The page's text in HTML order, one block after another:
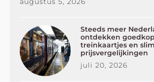
Steeds meer
ontdekken
treinkaartjes en
prijsvergelijkingen
juli 20, 2026